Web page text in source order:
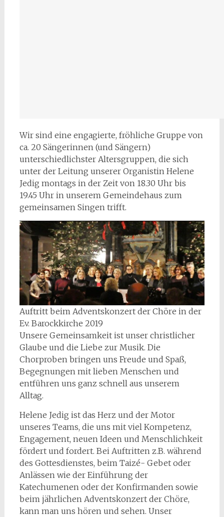
Wir sind eine engagierte, fröhliche Gruppe von
ca. 20 Sängerinnen (und Sängern)
unterschiedlichster Altersgruppen, die sich
unter der Leitung unserer Organistin Helene
Jedig montags in der Zeit von 18.30 Uhr bis
19.45 Uhr in unserem Gemeindehaus zum
gemeinsamen Singen trifft.
Auftritt beim Adventskonzert der Chöre in der
Ev. Barockkirche 2019
Unsere Gemeinsamkeit ist unser christlicher
Glaube und die Liebe zur Musik. Die
Chorproben bringen uns Freude und Spaß,
Begegnungen mit lieben Menschen und
entführen uns ganz schnell aus unserem
Alltag.
Helene Jedig ist das Herz und der Motor
unseres Teams, die uns mit viel Kompetenz,
Engagement, neuen Ideen und Menschlichkeit
fördert und fordert. Bei Auftritten z.B. während
des Gottesdienstes, beim Taizé- Gebet oder
Anlässen wie der Einführung der
Katechumenen oder der Konfirmanden sowie
beim jährlichen Adventskonzert der Chöre,
kann man uns hören und sehen. Unser